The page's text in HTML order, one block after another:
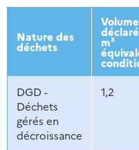
2013
Nature des
déchets
Volume
m³
DGD -
Déchets
gérés en
décroissance
1,2